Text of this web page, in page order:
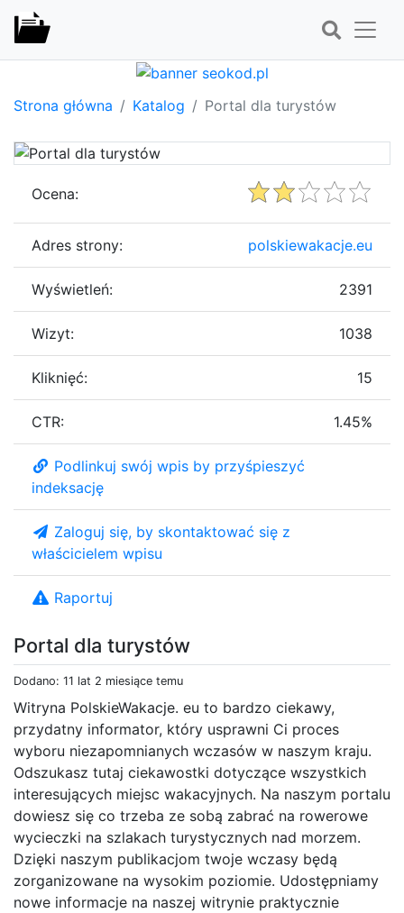
Strona główna Katalog Portal dla turystów
Portal dla turystów
Dodano: 11 lat 2 miesiące temu
Witryna PolskieWakacje. eu to bardzo ciekawy,
przydatny informator, który usprawni Ci proces
wyboru niezapomnianych wczasów w naszym kraju.
Odszukasz tutaj ciekawostki dotyczące wszystkich
interesujących miejsc wakacyjnych. Na naszym portalu
dowiesz się co trzeba ze sobą zabrać na rowerowe
wycieczki na szlakach turystycznych nad morzem.
Dzięki naszym publikacjom twoje wczasy będą
zorganizowane na wysokim poziomie. Udostępniamy
nowe informacje na naszej witrynie praktycznie
Ocena:
Adres strony: polskiewakacje.eu
Wyświetleń: 2391
Wizyt: 1038
Kliknięć: 15
CTR: 1.45%
Podlinkuj swój wpis by przyśpieszyć
indeksację
Zaloguj się, by skontaktować się z
właścicielem wpisu
Raportuj